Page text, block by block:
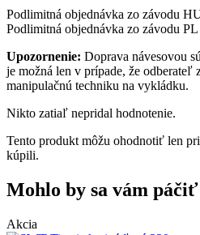
Podlimitná objednávka zo závodu
Podlimitná objednávka zo závodu
Upozornenie: Doprava návesovou
je možná len v prípade, že odberateľ
manipulačnú techniku na vykládku.
Nikto zatiaľ nepridal hodnotenie.
Tento produkt môžu ohodnotiť len
kúpili.
Mohlo by sa vám páčiť
Akcia